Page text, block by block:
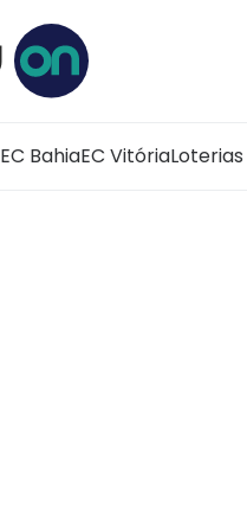
EC BahiaEC VitóriaLoterias